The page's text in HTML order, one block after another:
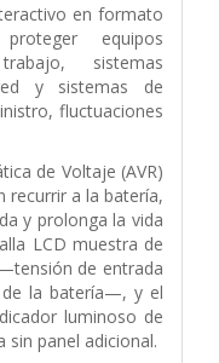
en formato
equipos
sistemas
y sistemas de
fluctuaciones
de Voltaje (AVR)
recurrir a la batería,
y prolonga la vida
LCD muestra de
de entrada
de la batería—, y el
luminoso de
sin panel adicional.